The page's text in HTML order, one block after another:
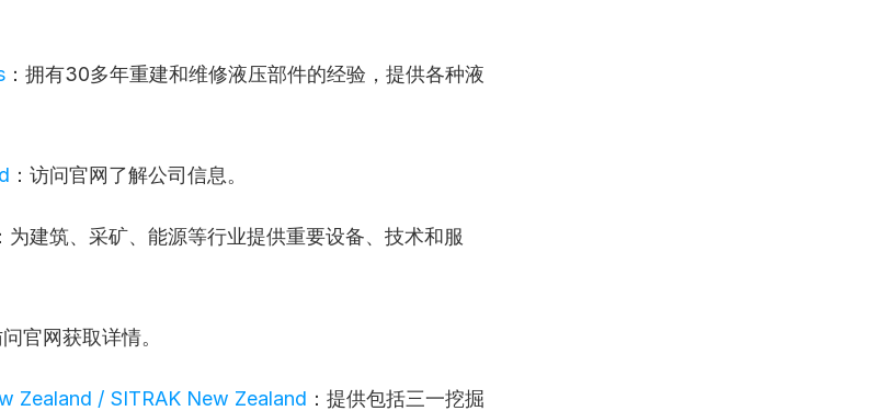
：拥有30多年重建和维修液压部件的经验，提供各种液
：访问官网了解公司信息。
：为建筑、采矿、能源等行业提供重要设备、技术和服
问官网获取详情。
Zealand / SITRAK New Zealand ：提供包括三一挖掘